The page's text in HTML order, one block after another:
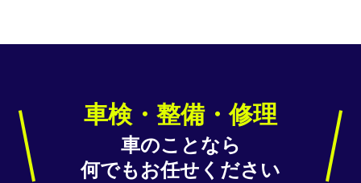
車検・整備・修理
車のことなら
何でもお任せください